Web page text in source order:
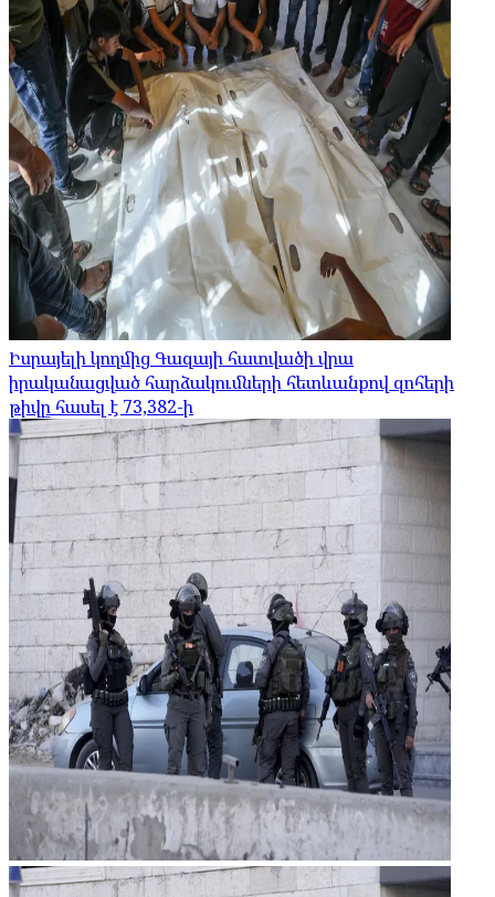
Իսրայելի կողմից Գազայի հատվածի վրա
իրականացված հարձակումների հետևանքով զոհերի
թիվը հասել է 73,382-ի